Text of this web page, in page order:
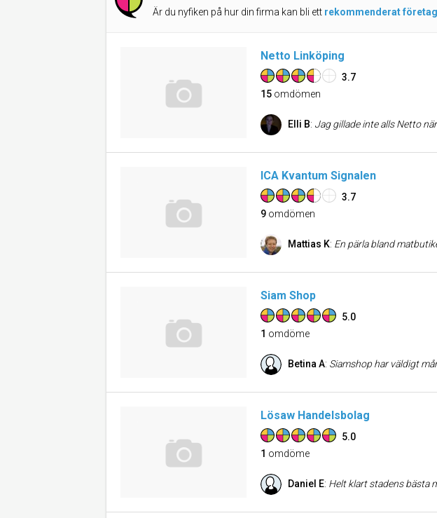
Är du nyfiken på hur din firma kan bli ett rekommenderat företag
Netto Linköping
3.7
15 omdömen
Elli B: Jag gillade inte alls Netto när jag var där för första gången. Saker ligger huller om
ICA Kvantum Signalen
3.7
9 omdömen
Mattias K: En pärla bland matbutiker. Bra utbud, fräscha delikatessdiskar (fisk, kött, ost etc.
Siam Shop
5.0
1 omdöme
Betina A: Siamshop har väldigt många bra
Lösaw Handelsbolag
5.0
1 omdöme
Daniel E: Helt klart stadens bästa mataffär! Lasses kanske inte